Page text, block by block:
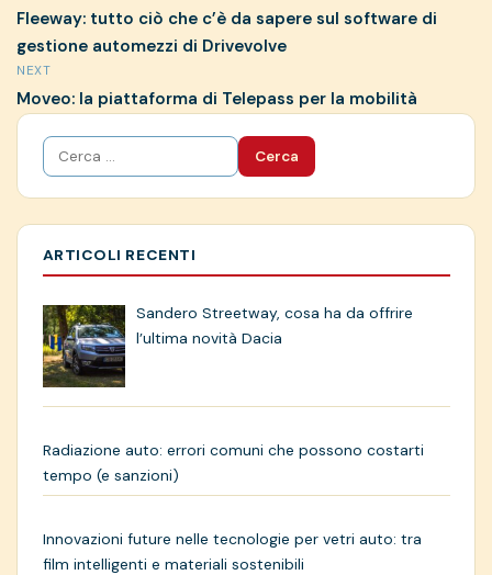
Fleeway: tutto ciò che c’è da sapere sul software di
gestione automezzi di Drivevolve
NEXT
Moveo: la piattaforma di Telepass per la mobilità
Ricerca
per:
ARTICOLI RECENTI
Sandero Streetway, cosa ha da offrire
l’ultima novità Dacia
Radiazione auto: errori comuni che possono costarti
tempo (e sanzioni)
Innovazioni future nelle tecnologie per vetri auto: tra
film intelligenti e materiali sostenibili